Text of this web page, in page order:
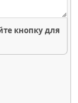
кнопку для